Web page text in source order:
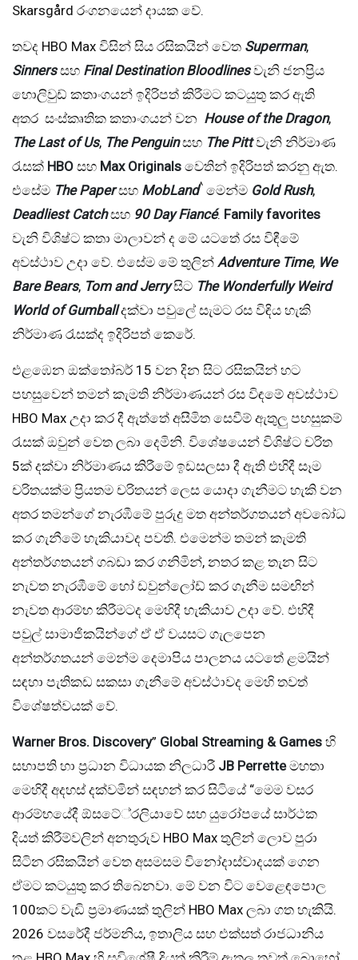
Skarsgård රංගනයෙන් දායක වේ.
තවද HBO Max විසින් සිය රසිකයින් වෙත Superman,
Sinnersසහ Final Destination Bloodlinesවැනි ජනප්‍රිය
හොලිවුඩ් කතාංගයන් ඉදිරිපත් කිරීමට කටයුතු කර ඇති
අතර සංස්කෘතික කතාංගයන් වන House of the Dragon,
The Last of Us, The Penguinසහ The Pittවැනි නිර්මාණ
රැසක් HBO සහ Max Originals වෙතින් ඉදිරිපත් කරනු ඇත.
එසේම The Paperසහ MobLand^ මෙන්ම Gold Rush,
Deadliest Catchසහ 90 Day Fiancé. Family favorites
වැනි විශිෂ්ට කතා මාලාවන් ද මේ යටතේ රස විඳීමේ
අවස්ථාව උදා වේ. එසේම මේ තුලින් Adventure Time, We
Bare Bears, Tom and Jerryසිට The Wonderfully Weird
World of Gumballදක්වා පවුලේ සැමට රස විඳිය හැකි
නිර්මාණ රැසක්ද ඉදිරිපත් කෙරේ.
එළඹෙන ඔක්තෝබර් 15 වන දින සිට රසිකයින් හට
පහසුවෙන් තමන් කැමති නිර්මාණයන් රස විඳමේ අවස්ථාව
HBO Max උදා කර දී ඇත්තේ අසීමිත සෙවීම් ඇතුලු පහසුකම්
රැසක් ඔවුන් වෙත ලබා දෙමිනි. විශේෂයෙන් විශිෂ්ට චරිත
5ක් දක්වා නිර්මාණය කිරීමේ ඉඩසලසා දී ඇති එහිදී සෑම
චරිතයක්ම ප්‍රියතම චරිතයන් ලෙස යොදා ගැනීමට හැකි වන
අතර තමන්ගේ නැරඹීමේ පුරුදු මත අන්තර්ගතයන් අවබෝධ
කර ගැනීමේ හැකියාවද පවතී. එමෙන්ම තමන් කැමති
අන්තර්ගතයන් ගබඩා කර ගනිමින්, නතර කළ තැන සිට
නැවත නැරඹීමේ හෝ ඩවුන්ලෝඩ් කර ගැනීම සමඟින්
නැවත ආරම්භ කිරීමටද මෙහිදී හැකියාව උදා වේ. එහිදී
පවුල් සාමාජිකයින්ගේ ඒ ඒ වයසට ගැලපෙන
අන්තර්ගතයන් මෙන්ම දෙමාපිය පාලනය යටතේ ළමයින්
සඳහා පැතිකඩ සකසා ගැනීමේ අවස්ථාවද මෙහි තවත්
විශේෂත්වයක් වේ.
Warner Bros. Discovery” Global Streaming & Games හි
සභාපති හා ප්‍රධාන විධායක නිලධාරී JB Perretteමහතා
මෙහිදී අදහස් දක්වමින් සඳහන් කර සිටියේ “මෙම වසර
ආරම්භයේදී ඕසටේ්‍රලියාවේ සහ යුරෝපයේ සාර්ථක
දියත් කිරීම්වලින් අනතුරුව HBO Max තුලින් ලොව පුරා
සිටින රසිකයින් වෙත අසමසම විනෝදාස්වාදයක් ගෙන
ඒමට කටයුතු කර තිබෙනවා. මේ වන විට වෙළෙඳපොල
100කට වැඩි ප්‍රමාණයක් තුලින් HBO Max ලබා ගත හැකියි.
2026 වසරේදී ජර්මනිය, ඉතාලිය සහ එක්සත් රාජධානිය